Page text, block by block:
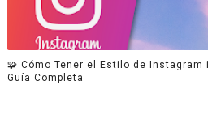
🧩 Cómo Tener el Estilo de Instagram
Guía Completa